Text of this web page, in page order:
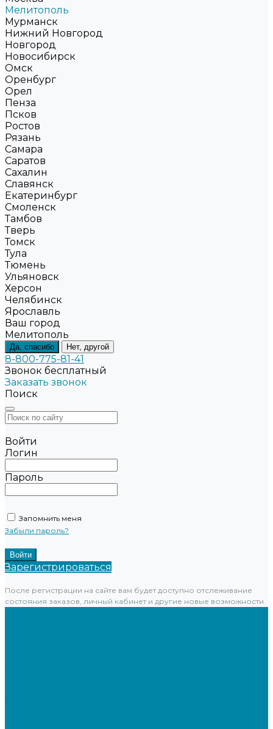
Мелитополь
Мурманск
Нижний Новгород
Новгород
Новосибирск
Омск
Оренбург
Орел
Пенза
Псков
Ростов
Рязань
Самара
Саратов
Сахалин
Славянск
Екатеринбург
Смоленск
Тамбов
Тверь
Томск
Тула
Тюмень
Ульяновск
Херсон
Челябинск
Ярославль
Ваш город
Мелитополь
Да, спасибо Нет, другой
8-800-775-81-41
Звонок бесплатный
Заказать звонок
Поиск
Войти
Логин
Пароль
Запомнить меня
Забыли пароль?
Зарегистрироваться
После регистрации на сайте вам будет доступно отслеживание
состояния заказов, личный кабинет и другие новые возможности